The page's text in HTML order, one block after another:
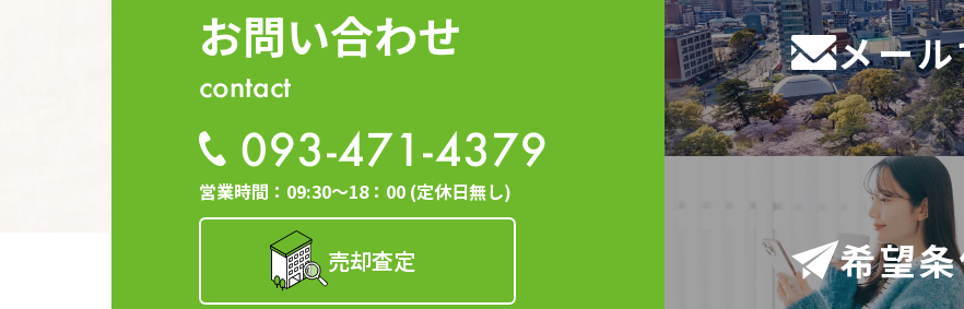
個人情報の安全対策
当社は、個人情報の正確性及び安全性確保のために、セキュリティに万全の対策を講じていま
ご本人の照会
お客さまがご本人の個人情報の照会・修正・削除などをご希望される場合には、ご本人であ
させていただきます。
当社は、保有する個人情報に関して適用される日本の法令、その他規範を遵守するとともに
宜見直し、その改善に努めます。
お問い合わせ
contact
093-471-4379
営業時間：09:30～18：00 (定休日無し)
売却査定
メー
希望